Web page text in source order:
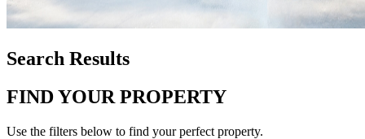
Search Results
FIND YOUR PROPERTY
Use the filters below to find your perfect property.